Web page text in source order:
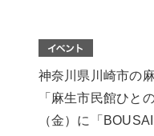
神奈川県川崎市の
「麻生市民館ひと
（金）に「